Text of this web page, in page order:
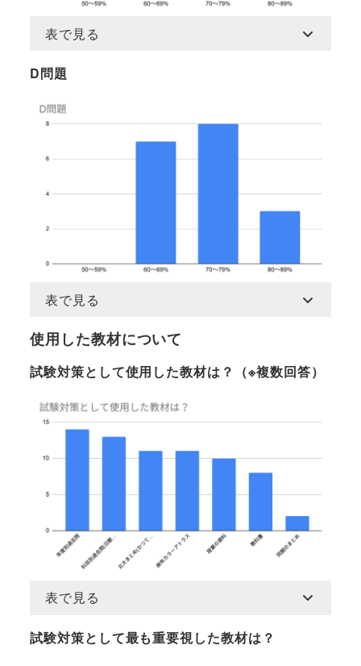
表で見る
D問題
表で見る
使用した教材について
試験対策として使用した教材は？（※複数回答）
表で見る
試験対策として最も重要視した教材は？